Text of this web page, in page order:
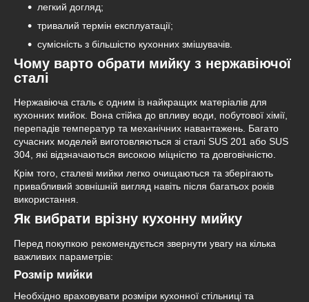
легкий догляд;
тривалий термін експлуатації;
сумісність з більшістю кухонних змішувачів.
Чому варто обрати мийку з нержавіючої
сталі
Нержавіюча сталь є одним із найкращих матеріалів для
кухонних мийок. Вона стійка до впливу води, побутової хімії,
перепадів температур та механічних навантажень. Багато
сучасних моделей виготовляються зі сталі SUS 201 або SUS
304, які відзначаються високою міцністю та довговічністю.
Крім того, сталеві мийки легко очищаються та зберігають
привабливий зовнішній вигляд навіть після багатьох років
використання.
Як вибрати врізну кухонну мийку
Перед покупкою рекомендується звернути увагу на кілька
важливих параметрів:
Розмір мийки
Необхідно враховувати розміри кухонної стільниці та